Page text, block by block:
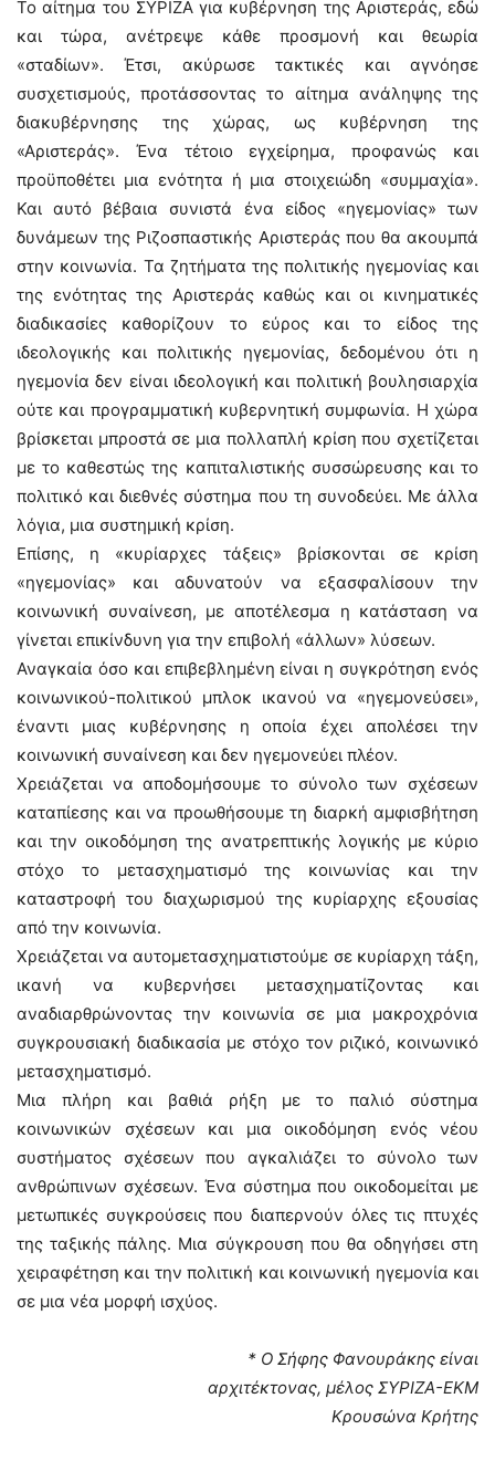
Το αίτημα του ΣΥΡΙΖΑ για κυβέρνηση της Αριστεράς, εδώ
και τώρα, ανέτρεψε κάθε προσμονή και θεωρία
«σταδίων». Έτσι, ακύρωσε τακτικές και αγνόησε
συσχετισμούς, προτάσσοντας το αίτημα ανάληψης της
διακυβέρνησης της χώρας, ως κυβέρνηση της
«Αριστεράς». Ένα τέτοιο εγχείρημα, προφανώς και
προϋποθέτει μια ενότητα ή μια στοιχειώδη «συμμαχία».
Και αυτό βέβαια συνιστά ένα είδος «ηγεμονίας» των
δυνάμεων της Ριζοσπαστικής Αριστεράς που θα ακουμπά
στην κοινωνία. Τα ζητήματα της πολιτικής ηγεμονίας και
της ενότητας της Αριστεράς καθώς και οι κινηματικές
διαδικασίες καθορίζουν το εύρος και το είδος της
ιδεολογικής και πολιτικής ηγεμονίας, δεδομένου ότι η
ηγεμονία δεν είναι ιδεολογική και πολιτική βουλησιαρχία
ούτε και προγραμματική κυβερνητική συμφωνία. Η χώρα
βρίσκεται μπροστά σε μια πολλαπλή κρίση που σχετίζεται
με το καθεστώς της καπιταλιστικής συσσώρευσης και το
πολιτικό και διεθνές σύστημα που τη συνοδεύει. Με άλλα
λόγια, μια συστημική κρίση.
Επίσης, η «κυρίαρχες τάξεις» βρίσκονται σε κρίση
«ηγεμονίας» και αδυνατούν να εξασφαλίσουν την
κοινωνική συναίνεση, με αποτέλεσμα η κατάσταση να
γίνεται επικίνδυνη για την επιβολή «άλλων» λύσεων.
Αναγκαία όσο και επιβεβλημένη είναι η συγκρότηση ενός
κοινωνικού-πολιτικού μπλοκ ικανού να «ηγεμονεύσει»,
έναντι μιας κυβέρνησης η οποία έχει απολέσει την
κοινωνική συναίνεση και δεν ηγεμονεύει πλέον.
Χρειάζεται να αποδομήσουμε το σύνολο των σχέσεων
καταπίεσης και να προωθήσουμε τη διαρκή αμφισβήτηση
και την οικοδόμηση της ανατρεπτικής λογικής με κύριο
στόχο το μετασχηματισμό της κοινωνίας και την
καταστροφή του διαχωρισμού της κυρίαρχης εξουσίας
από την κοινωνία.
Χρειάζεται να αυτομετασχηματιστούμε σε κυρίαρχη τάξη,
ικανή να κυβερνήσει μετασχηματίζοντας και
αναδιαρθρώνοντας την κοινωνία σε μια μακροχρόνια
συγκρουσιακή διαδικασία με στόχο τον ριζικό, κοινωνικό
μετασχηματισμό.
Μια πλήρη και βαθιά ρήξη με το παλιό σύστημα
κοινωνικών σχέσεων και μια οικοδόμηση ενός νέου
συστήματος σχέσεων που αγκαλιάζει το σύνολο των
ανθρώπινων σχέσεων. Ένα σύστημα που οικοδομείται με
μετωπικές συγκρούσεις που διαπερνούν όλες τις πτυχές
της ταξικής πάλης. Μια σύγκρουση που θα οδηγήσει στη
χειραφέτηση και την πολιτική και κοινωνική ηγεμονία και
σε μια νέα μορφή ισχύος.
* Ο Σήφης Φανουράκης είναι
αρχιτέκτονας, μέλος ΣΥΡΙΖΑ-ΕΚΜ
Κρουσώνα Κρήτης